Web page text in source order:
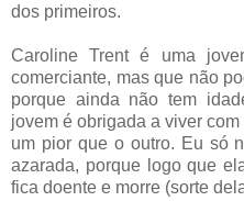
dos primeiros.
Caroline Trent é uma
comerciante, mas que não
porque ainda não tem
jovem é obrigada a viver
um pior que o outro. Eu só
azarada, porque logo que
fica doente e morre (sorte